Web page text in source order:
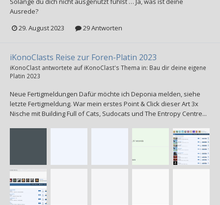
Ausrede?
29. August 2023
29 Antworten
iKonoClasts Reise zur Foren-Platin 2023
iKonoClast antwortete auf iKonoClast's Thema in: Bau dir deine eigene
Platin 2023
Neue Fertigmeldungen Dafür möchte ich Deponia melden, siehe
letzte Fertigmeldung. War mein erstes Point & Click dieser Art 3x
Nische mit Building Full of Cats, Sudocats und The Entropy Centre...